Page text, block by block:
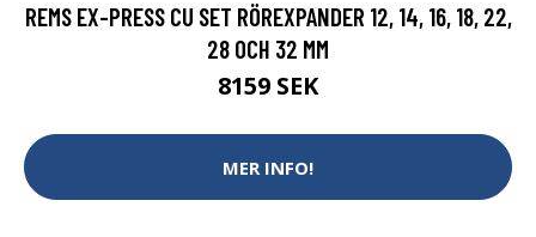
REMS EX-PRESS CU SET RÖREXPANDER 12, 14, 16, 18, 22,
28 OCH 32 MM
8159 SEK
MER INFO!